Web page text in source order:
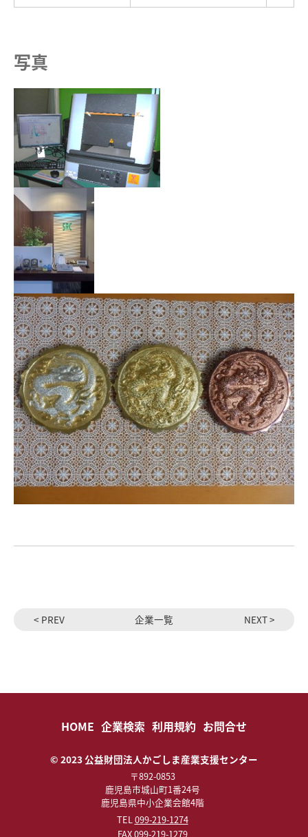
写真
< PREV 企業一覧 NEXT >
© 2023 公益財団法人かごしま産業支援センター
〒892-0853
鹿児島市城山町1番24号
鹿児島県中小企業会館4階
TEL099-219-1274
FAX 099-219-1279
HOME 企業検索 利用規約 お問合せ